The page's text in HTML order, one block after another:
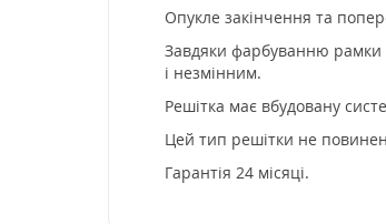
Опукле закінчення та
Завдяки фарбуванню рамки
і незмінним.
Решітка має вбудовану
Цей тип решітки не
Гарантія 24 місяці.